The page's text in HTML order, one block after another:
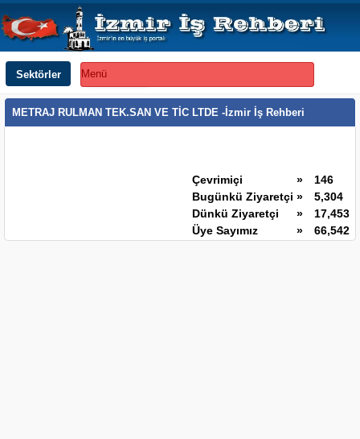
Sektörler Menü
METRAJ RULMAN TEK.SAN VE TİC LTDE -İzmir İş Rehberi
Çevrimiçi »
146
Bugünkü Ziyaretçi »
5,304
Dünkü Ziyaretçi
»
17,453
Üye Sayımız
» 66,542